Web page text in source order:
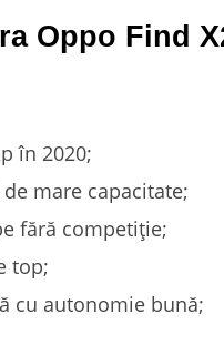
Oppo Find
în 2020;
mare capacitate;
fără competiție;
top;
cu autonomie bună;